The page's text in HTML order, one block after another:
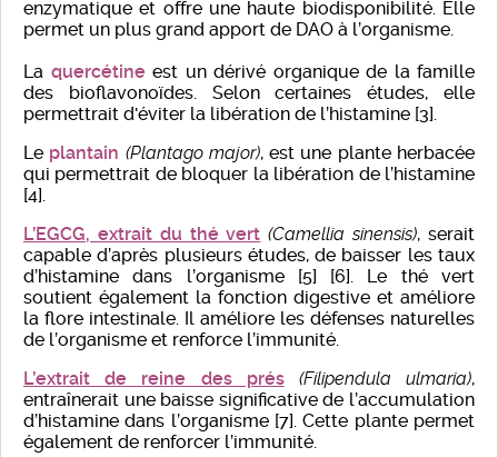
enzymatique et offre une haute biodisponibilité. Elle
permet un plus grand apport de DAO à l’organisme.
La quercétine est un dérivé organique de la famille
des bioflavonoïdes. Selon certaines études, elle
permettrait d'éviter la libération de l’histamine [3].
Le plantain (Plantago major), est une plante herbacée
qui permettrait de bloquer la libération de l’histamine
[4].
L’EGCG, extrait du thé vert (Camellia sinensis), serait
capable d’après plusieurs études, de baisser les taux
d’histamine dans l’organisme [5] [6]. Le thé vert
soutient également la fonction digestive et améliore
la flore intestinale. Il améliore les défenses naturelles
de l’organisme et renforce l’immunité.
L’extrait de reine des prés
(Filipendula ulmaria),
entraînerait une baisse significative de l’accumulation
d’histamine dans l’organisme [7]. Cette plante permet
également de renforcer l’immunité.